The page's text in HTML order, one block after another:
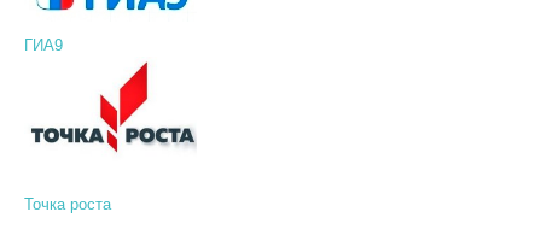
ГИА9
Точка роста